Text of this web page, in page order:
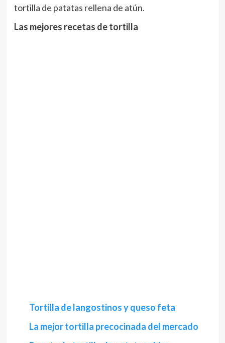
tortilla de patatas rellena de atún.
Las mejores recetas de tortilla
Tortilla de langostinos y queso feta
La mejor tortilla precocinada del mercado